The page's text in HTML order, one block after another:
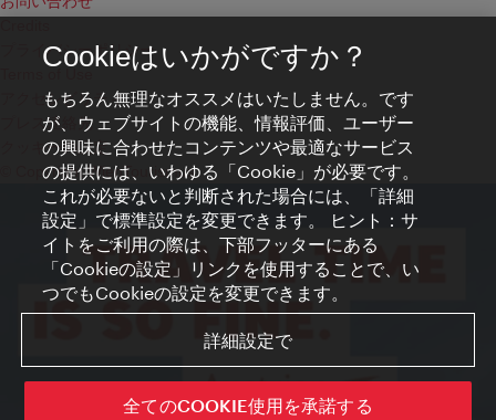
プライバシーポリシー
アクセシビリティ
プレス連絡先
クッキーの設定
© Copyright WienTourismus
Cookieはいかがですか？
もちろん無理なオススメはいたしません。です
が、ウェブサイトの機能、情報評価、ユーザー
の興味に合わせたコンテンツや最適なサービス
の提供には、いわゆる「Cookie」が必要です。
これが必要ないと判断された場合には、「詳細
設定」で標準設定を変更できます。 ヒント：サ
イトをご利用の際は、下部フッターにある
「Cookieの設定」リンクを使用することで、い
つでもCookieの設定を変更できます。
詳細設定で
全てのCOOKIE使用を承諾する